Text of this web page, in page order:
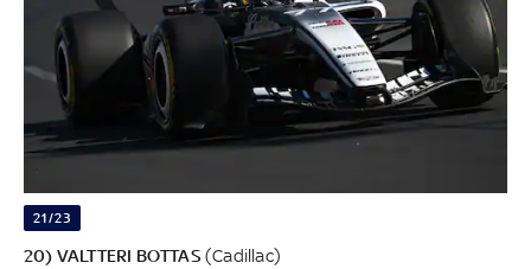
21/23
20) VALTTERI BOTTAS(Cadillac)